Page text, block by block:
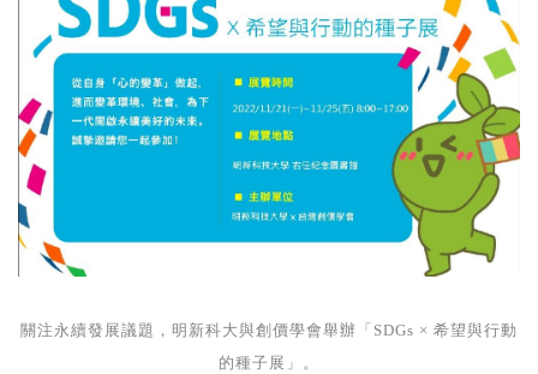
關注永續發展議題，明新科大與創價學會舉辦「SDGs × 希望與行動
的種子展」。